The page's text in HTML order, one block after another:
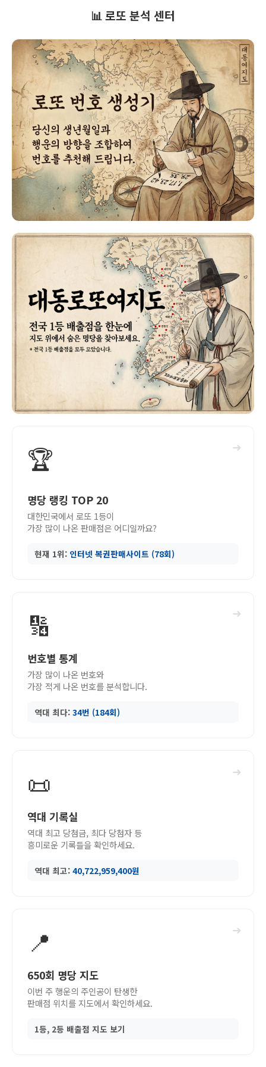
📊 로또 분석 센터
➜
🏆
명당 랭킹 TOP 20
대한민국에서 로또 1등이
가장 많이 나온 판매점은 어디일까요?
현재 1위: 인터넷 복권판매사이트 (78회)
➜
🔢
번호별 통계
가장 많이 나온 번호와
가장 적게 나온 번호를 분석합니다.
역대 최다: 34번 (184회)
➜
📜
역대 기록실
역대 최고 당첨금, 최다 당첨자 등
흥미로운 기록들을 확인하세요.
역대 최고: 40,722,959,400원
➜
📍
650회 명당 지도
이번 주 행운의 주인공이 탄생한
판매점 위치를 지도에서 확인하세요.
1등, 2등 배출점 지도 보기